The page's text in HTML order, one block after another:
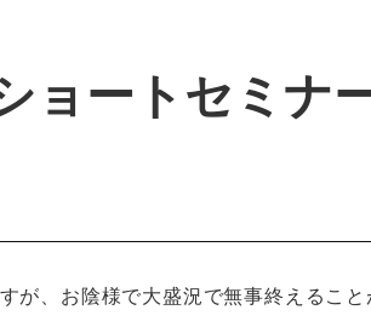
ョートセミナ
が、お陰様で大盛況で無事終えること